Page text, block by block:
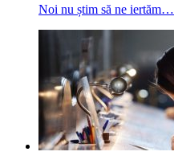
Noi nu știm să ne iertăm…